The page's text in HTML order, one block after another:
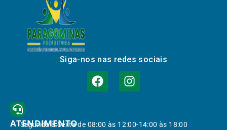
Siga-nos nas redes sociais
ATENDIMENTO
Segunda à Sexta de 08:00 às 12:00-14:00 às 18:00